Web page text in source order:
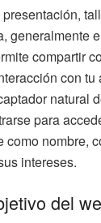
generalmente
compartir
con
natural
para
como nombre,
intereses.
del